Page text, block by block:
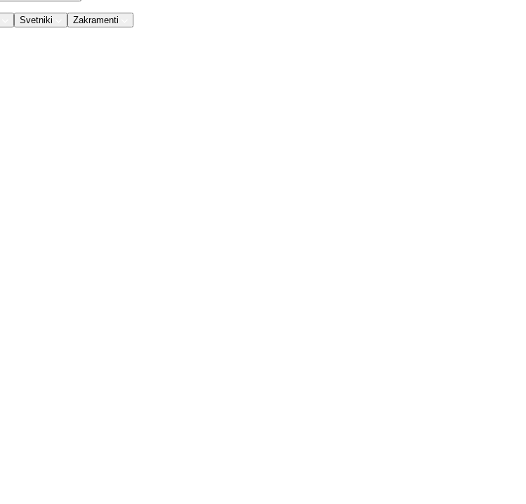
Svetniki Zakramenti